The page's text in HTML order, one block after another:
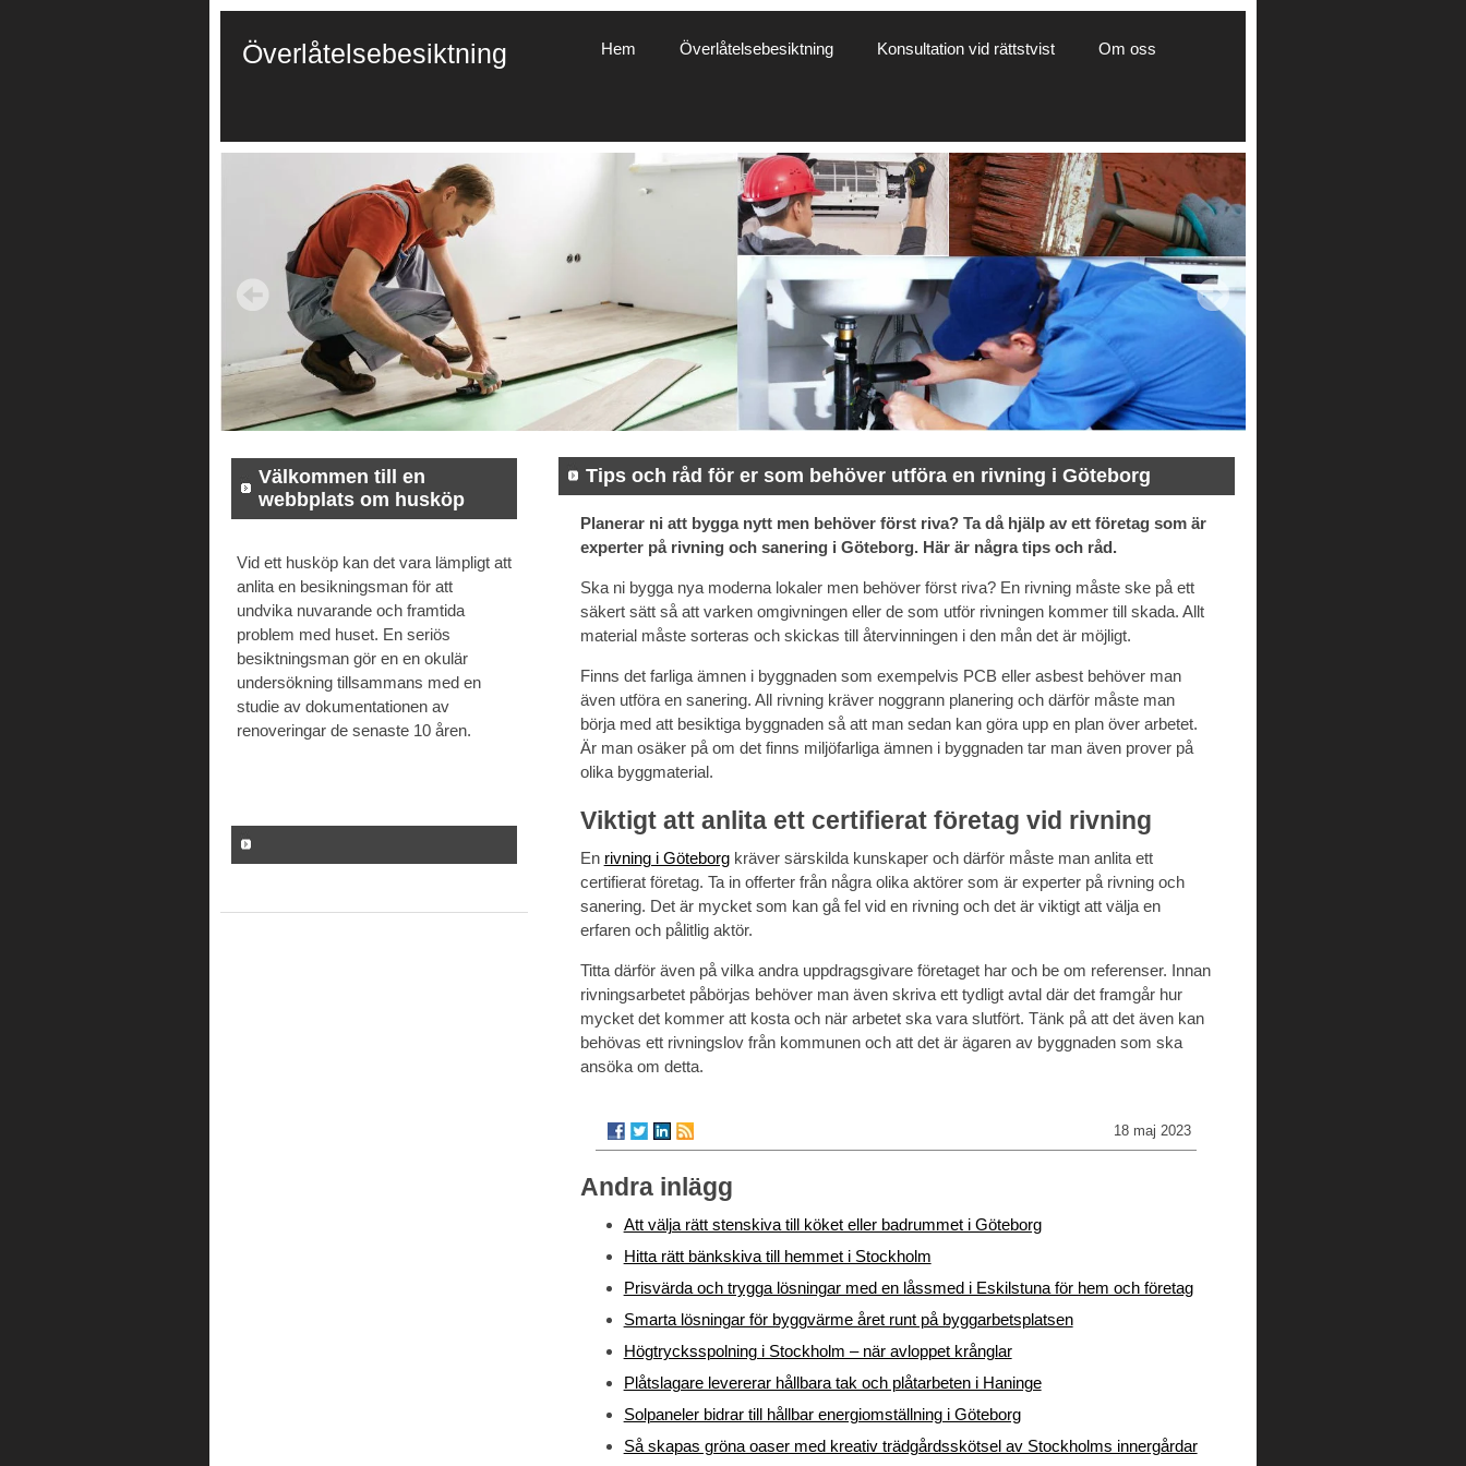
Överlåtelsebesiktning Hem Överlåtelsebesiktning Konsultation vid rättstvist Om oss
Tips och råd för er som behöver utföra en rivning i Göteborg
Planerar ni att bygga nytt men behöver först riva? Ta då hjälp av ett företag som är
experter på rivning och sanering i Göteborg. Här är några tips och råd.
Ska ni bygga nya moderna lokaler men behöver först riva? En rivning måste ske på ett
säkert sätt så att varken omgivningen eller de som utför rivningen kommer till skada. Allt
material måste sorteras och skickas till återvinningen i den mån det är möjligt.
Finns det farliga ämnen i byggnaden som exempelvis PCB eller asbest behöver man
även utföra en sanering. All rivning kräver noggrann planering och därför måste man
börja med att besiktiga byggnaden så att man sedan kan göra upp en plan över arbetet.
Är man osäker på om det finns miljöfarliga ämnen i byggnaden tar man även prover på
olika byggmaterial.
Viktigt att anlita ett certifierat företag vid rivning
En rivning i Göteborgkräver särskilda kunskaper och därför måste man anlita ett
certifierat företag. Ta in offerter från några olika aktörer som är experter på rivning och
sanering. Det är mycket som kan gå fel vid en rivning och det är viktigt att välja en
erfaren och pålitlig aktör.
Titta därför även på vilka andra uppdragsgivare företaget har och be om referenser. Innan
rivningsarbetet påbörjas behöver man även skriva ett tydligt avtal där det framgår hur
mycket det kommer att kosta och när arbetet ska vara slutfört. Tänk på att det även kan
behövas ett rivningslov från kommunen och att det är ägaren av byggnaden som ska
ansöka om detta.
18 maj 2023
Andra inlägg
Att välja rätt stenskiva till köket eller badrummet i Göteborg
Hitta rätt bänkskiva till hemmet i Stockholm
Prisvärda och trygga lösningar med en låssmed i Eskilstuna för hem och företag
Smarta lösningar för byggvärme året runt på byggarbetsplatsen
Högtrycksspolning i Stockholm – när avloppet krånglar
Plåtslagare levererar hållbara tak och plåtarbeten i Haninge
Solpaneler bidrar till hållbar energiomställning i Göteborg
Så skapas gröna oaser med kreativ trädgårdsskötsel av Stockholms innergårdar
Välkommen till en
webbplats om husköp
Vid ett husköp kan det vara lämpligt att
anlita en besikningsman för att
undvika nuvarande och framtida
problem med huset. En seriös
besiktningsman gör en en okulär
undersökning tillsammans med en
studie av dokumentationen av
renoveringar de senaste 10 åren.